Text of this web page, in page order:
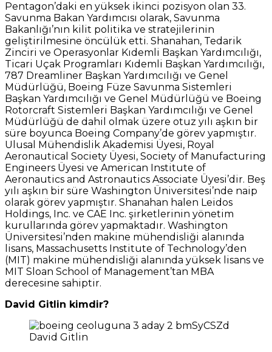
Pentagon’daki en yüksek ikinci pozisyon olan 33.
Savunma Bakan Yardımcısı olarak, Savunma
Bakanlığı’nın kilit politika ve stratejilerinin
geliştirilmesine öncülük etti. Shanahan, Tedarik
Zinciri ve Operasyonlar Kıdemli Başkan Yardımcılığı,
Ticari Uçak Programları Kıdemli Başkan Yardımcılığı,
787 Dreamliner Başkan Yardımcılığı ve Genel
Müdürlüğü, Boeing Füze Savunma Sistemleri
Başkan Yardımcılığı ve Genel Müdürlüğü ve Boeing
Rotorcraft Sistemleri Başkan Yardımcılığı ve Genel
Müdürlüğü de dahil olmak üzere otuz yılı aşkın bir
süre boyunca Boeing Company’de görev yapmıştır.
Ulusal Mühendislik Akademisi Üyesi, Royal
Aeronautical Society Üyesi, Society of Manufacturing
Engineers Üyesi ve American Institute of
Aeronautics and Astronautics Associate Üyesi’dir. Beş
yılı aşkın bir süre Washington Üniversitesi’nde naip
olarak görev yapmıştır. Shanahan halen Leidos
Holdings, Inc. ve CAE Inc. şirketlerinin yönetim
kurullarında görev yapmaktadır. Washington
Üniversitesi’nden makine mühendisliği alanında
lisans, Massachusetts Institute of Technology’den
(MIT) makine mühendisliği alanında yüksek lisans ve
MIT Sloan School of Management’tan MBA
derecesine sahiptir.
David Gitlin kimdir?
David Gitlin